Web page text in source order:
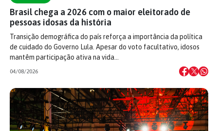
Brasil chega a 2026 com o maior eleitorado de
pessoas idosas da história
Transição demográfica do país reforça a importância da política
de cuidado do Governo Lula. Apesar do voto facultativo, idosos
mantêm participação ativa na vida…
04/08/2026